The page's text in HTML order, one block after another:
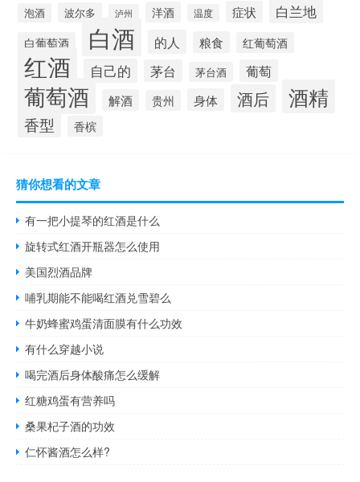
泡酒 波尔多 泸州 洋酒 温度 症状 白兰地
白葡萄酒 白酒 的人 粮食 红葡萄酒
红酒 自己的 茅台 茅台酒 葡萄
葡萄酒 解酒 贵州 身体 酒后 酒精
香型 香槟
猜你想看的文章
有一把小提琴的红酒是什么
旋转式红酒开瓶器怎么使用
美国烈酒品牌
哺乳期能不能喝红酒兑雪碧么
牛奶蜂蜜鸡蛋清面膜有什么功效
有什么穿越小说
喝完酒后身体酸痛怎么缓解
红糖鸡蛋有营养吗
桑果杞子酒的功效
仁怀酱酒怎么样?